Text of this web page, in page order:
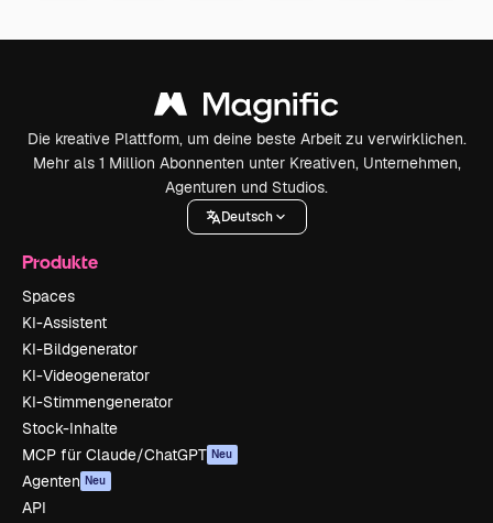
Die kreative Plattform, um deine beste Arbeit zu verwirklichen.
Mehr als 1 Million Abonnenten unter Kreativen, Unternehmen,
Agenturen und Studios.
Deutsch
Produkte
Spaces
KI-Assistent
KI-Bildgenerator
KI-Videogenerator
KI-Stimmengenerator
Stock-Inhalte
MCP für Claude/ChatGPT Neu
Agenten Neu
API